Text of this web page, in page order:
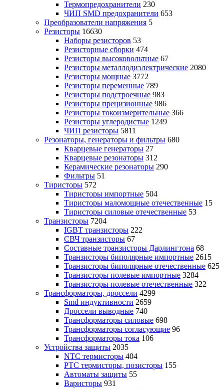
Термопредохранители 230
ЧИП SMD предохранители 653
Преобразователи напряжения 5
Резисторы 16630
Наборы резисторов 53
Резисторные сборки 474
Резисторы высоковольтные 67
Резисторы металлодиэлектрические 2080
Резисторы мощные 3772
Резисторы переменные 789
Резисторы подстроечные 983
Резисторы прецизионные 986
Резисторы токоизмерительные 366
Резисторы углеродистые 1249
ЧИП резисторы 5811
Резонаторы, генераторы и фильтры 680
Кварцевые генераторы 27
Кварцевые резонаторы 312
Керамические резонаторы 290
Фильтры 51
Тиристоры 572
Тиристоры импортные 504
Тиристоры маломощные отечественные 15
Тиристоры силовые отечественные 53
Транзисторы 7204
IGBT транзисторы 222
СВЧ транзисторы 67
Составные транзисторы Дарлингтона 68
Транзисторы биполярные импортные 2615
Транзисторы биполярные отечественные 625
Транзисторы полевые импортные 3284
Транзисторы полевые отечественные 322
Трансформаторы, дроссели 4299
Smd индуктивности 2659
Дроссели выводные 740
Трансформаторы силовые 698
Трансформаторы согласующие 96
Трансформаторы тока 106
Устройства защиты 2035
NTC термисторы 404
PTC термисторы, позисторы 155
Автоматы защиты 55
Варисторы 931